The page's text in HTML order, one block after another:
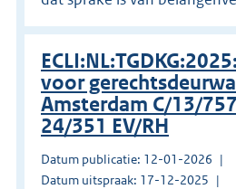
voor
Amsterdam C/13/
24/351 EV/RH
Datum publicatie: 12-01-2026
Datum uitspraak: 17-12-2025